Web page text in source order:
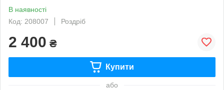
В наявності
Код: 208007
Роздріб
2 400 ₴
Купити
або